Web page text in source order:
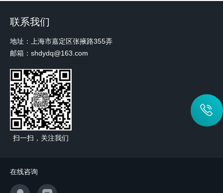
联系我们
地址：上海市嘉定区张掖路355弄
邮箱：shdydq@163.com
扫一扫，关注我们
在线咨询